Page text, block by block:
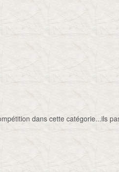
dans cette catégorie...ils